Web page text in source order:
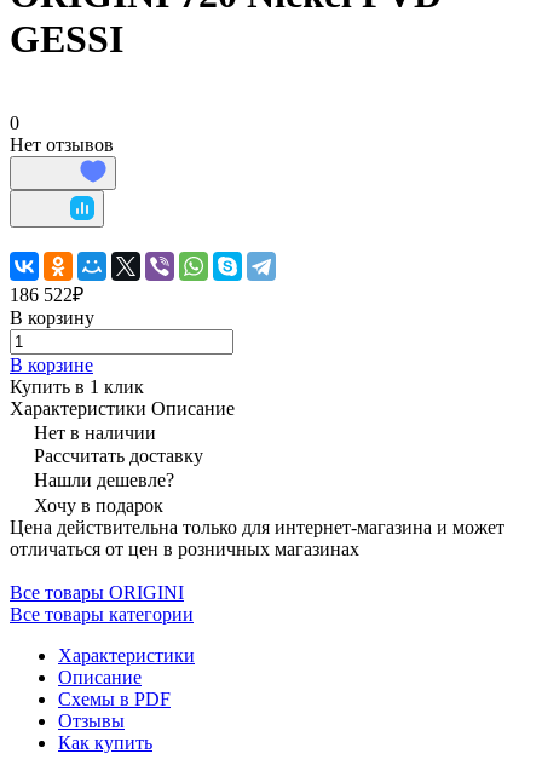
GESSI
0
Нет отзывов
186 522₽
В корзину
В корзине
Купить в 1 клик
Характеристики Описание
Нет в наличии
Рассчитать доставку
Нашли дешевле?
Хочу в подарок
Цена действительна только для интернет-магазина и может
отличаться от цен в розничных магазинах
Все товары ORIGINI
Все товары категории
Характеристики
Описание
Схемы в PDF
Отзывы
Как купить